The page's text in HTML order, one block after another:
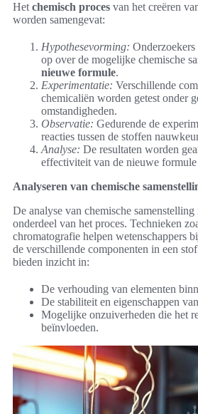
Het chemisch proces van het creëren
worden samengevat:
Hypothesevorming: Onderzoekers
op over de mogelijke chemische
nieuwe formule.
Experimentatie: Verschillende
chemicaliën worden getest onder
omstandigheden.
Observatie: Gedurende de
reacties tussen de stoffen
Analyse: De resultaten worden
effectiviteit van de nieuwe formule
Analyseren van chemische
De analyse van chemische
onderdeel van het proces. Technieken
chromatografie helpen wetenschappers
de verschillende componenten in een
bieden inzicht in:
De verhouding van elementen
De stabiliteit en eigenschappen
Mogelijke onzuiverheden die het
beïnvloeden.